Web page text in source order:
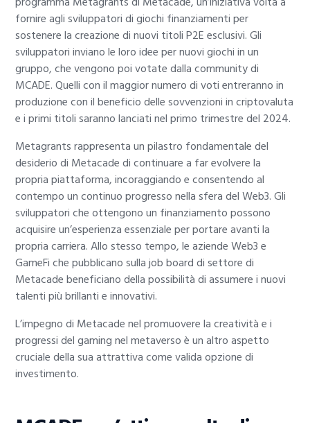
fornire agli sviluppatori di giochi finanziamenti per
sostenere la creazione di nuovi titoli P2E esclusivi. Gli
sviluppatori inviano le loro idee per nuovi giochi in un
gruppo, che vengono poi votate dalla community di
MCADE. Quelli con il maggior numero di voti entreranno in
produzione con il beneficio delle sovvenzioni in criptovaluta
e i primi titoli saranno lanciati nel primo trimestre del 2024.
Metagrants rappresenta un pilastro fondamentale del
desiderio di Metacade di continuare a far evolvere la
propria piattaforma, incoraggiando e consentendo al
contempo un continuo progresso nella sfera del Web3. Gli
sviluppatori che ottengono un finanziamento possono
acquisire un’esperienza essenziale per portare avanti la
propria carriera. Allo stesso tempo, le aziende Web3 e
GameFi che pubblicano sulla job board di settore di
Metacade beneficiano della possibilità di assumere i nuovi
talenti più brillanti e innovativi.
L’impegno di Metacade nel promuovere la creatività e i
progressi del gaming nel metaverso è un altro aspetto
cruciale della sua attrattiva come valida opzione di
investimento.